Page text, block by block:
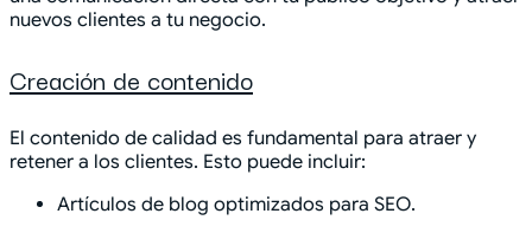
nuevos clientes a tu negocio.
Creación de contenido
El contenido de calidad es fundamental para atraer y
retener a los clientes. Esto puede incluir:
Artículos de blog optimizados para SEO.